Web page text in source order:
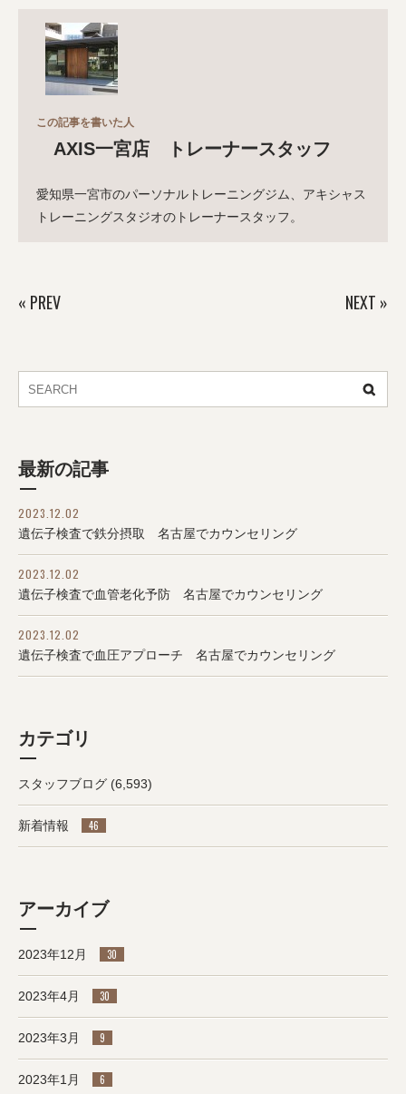
この記事を書いた人
AXIS一宮店 トレーナースタッフ
愛知県一宮市のパーソナルトレーニングジム、アキシャス
トレーニングスタジオのトレーナースタッフ。
« PREV NEXT »
最新の記事
2023.12.02
遺伝子検査で鉄分摂取 名古屋でカウンセリング
2023.12.02
遺伝子検査で血管老化予防 名古屋でカウンセリング
2023.12.02
遺伝子検査で血圧アプローチ 名古屋でカウンセリング
カテゴリ
スタッフブログ (6,593)
新着情報 46
アーカイブ
2023年12月 30
2023年4月 30
2023年3月 9
2023年1月 6